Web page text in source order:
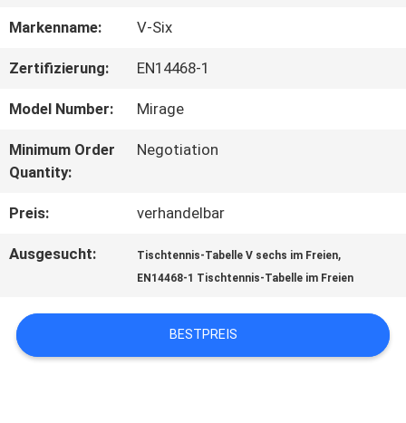
ÜBER
UNS
WERKSBESICHTIGUNG
QUALITÄTSKONTROLLE
KONTAKT
UNS
Markenname: V-Six
Zertifizierung: EN14468-1
Model Number: Mirage
Minimum Order
Quantity:
Negotiation
Preis: verhandelbar
Ausgesucht: Tischtennis-Tabelle V sechs im Freien,
EN14468-1 Tischtennis-Tabelle im Freien
BESTPREIS